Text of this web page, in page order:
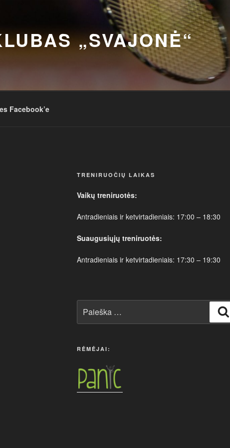
„SVAJONĖ“
Facebook’e
TRENIRUOČIŲ LAIKAS
Vaikų treniruotės:
Antradieniais ir ketvirtadieniais: 17:00 – 18:30
Suaugusiųjų treniruotės:
Antradieniais ir ketvirtadieniais: 17:30 – 19:30
RĖMĖJAI: